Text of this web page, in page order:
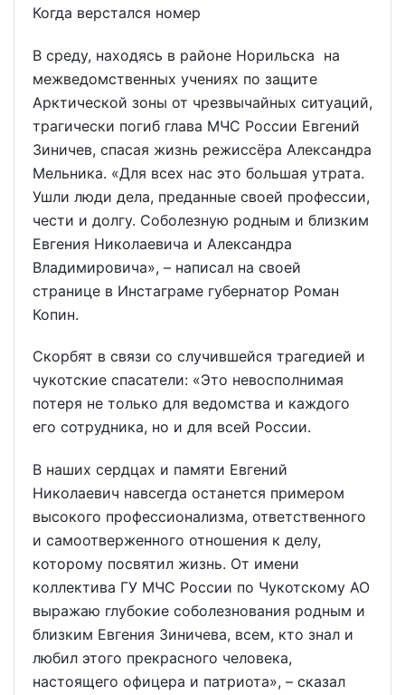
Когда верстался номер
В среду, находясь в районе Норильска на
межведомственных учениях по защите
Арктической зоны от чрезвычайных ситуаций,
трагически погиб глава МЧС России Евгений
Зиничев, спасая жизнь режиссёра Александра
Мельника. «Для всех нас это большая утрата.
Ушли люди дела, преданные своей профессии,
чести и долгу. Соболезную родным и близким
Евгения Николаевича и Александра
Владимировича», – написал на своей
странице в Инстаграме губернатор Роман
Копин.
Скорбят в связи со случившейся трагедией и
чукотские спасатели: «Это невосполнимая
потеря не только для ведомства и каждого
его сотрудника, но и для всей России.
В наших сердцах и памяти Евгений
Николаевич навсегда останется примером
высокого профессионализма, ответственного
и самоотверженного отношения к делу,
которому посвятил жизнь. От имени
коллектива ГУ МЧС России по Чукотскому АО
выражаю глубокие соболезнования родным и
близким Евгения Зиничева, всем, кто знал и
любил этого прекрасного человека,
настоящего офицера и патриота», – сказал